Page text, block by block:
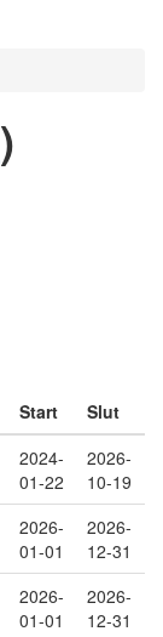
)
Start
Slut
2024-
01-22
2026-
10-19
2026-
01-01
2026-
12-31
2026-
01-01
2026-
12-31